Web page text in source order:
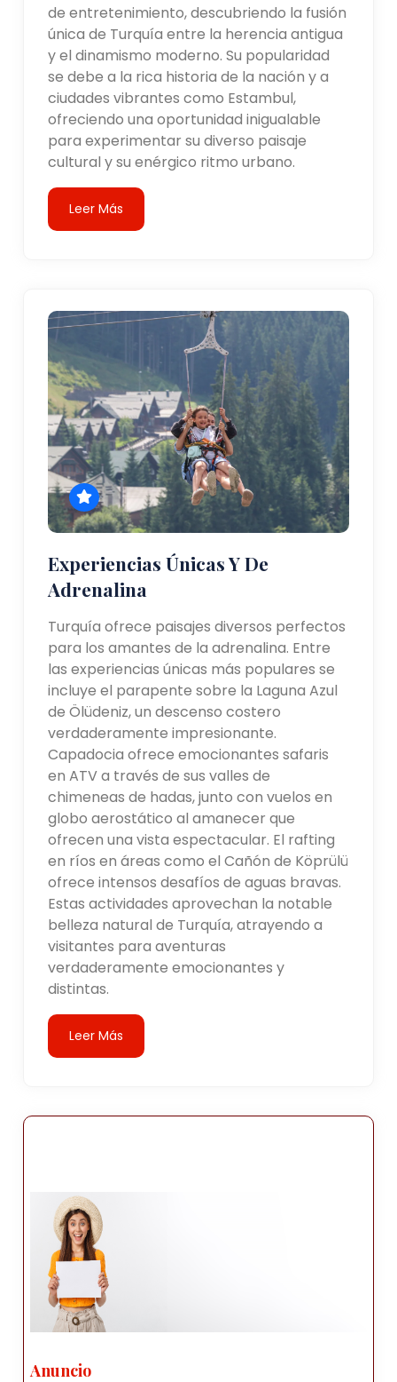
de entretenimiento, descubriendo la fusión
única de Turquía entre la herencia antigua
y el dinamismo moderno. Su popularidad
se debe a la rica historia de la nación y a
ciudades vibrantes como Estambul,
ofreciendo una oportunidad inigualable
para experimentar su diverso paisaje
cultural y su enérgico ritmo urbano.
Leer Más
Experiencias Únicas Y De
Adrenalina
Turquía ofrece paisajes diversos perfectos
para los amantes de la adrenalina. Entre
las experiencias únicas más populares se
incluye el parapente sobre la Laguna Azul
de Ölüdeniz, un descenso costero
verdaderamente impresionante.
Capadocia ofrece emocionantes safaris
en ATV a través de sus valles de
chimeneas de hadas, junto con vuelos en
globo aerostático al amanecer que
ofrecen una vista espectacular. El rafting
en ríos en áreas como el Cañón de Köprülü
ofrece intensos desafíos de aguas bravas.
Estas actividades aprovechan la notable
belleza natural de Turquía, atrayendo a
visitantes para aventuras
verdaderamente emocionantes y
distintas.
Leer Más
Anuncio